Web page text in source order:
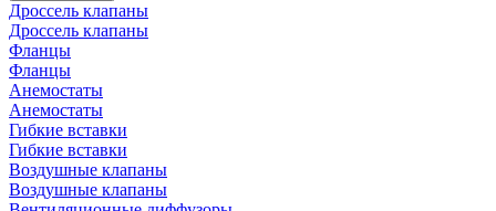
Дроссель клапаны
Дроссель клапаны
Фланцы
Фланцы
Анемостаты
Анемостаты
Гибкие вставки
Гибкие вставки
Воздушные клапаны
Воздушные клапаны